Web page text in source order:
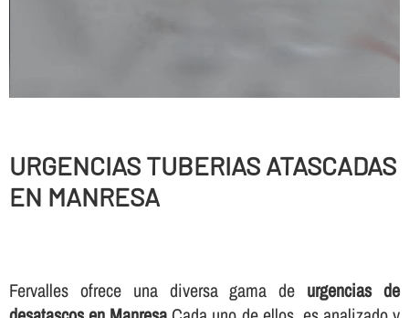
URGENCIAS TUBERIAS ATASCADAS
EN MANRESA
Fervalles ofrece una diversa gama de urgencias de